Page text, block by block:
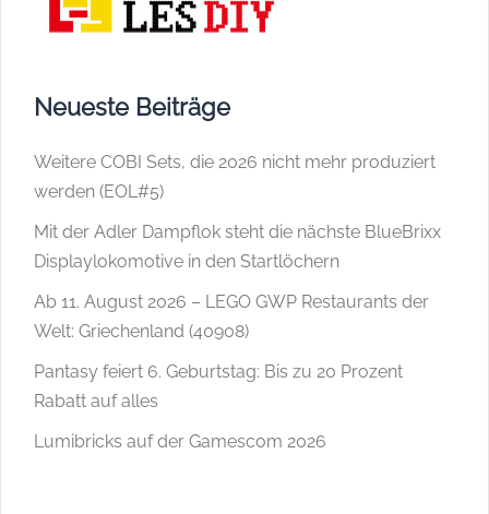
Neueste Beiträge
Weitere COBI Sets, die 2026 nicht mehr produziert
werden (EOL#5)
Mit der Adler Dampflok steht die nächste BlueBrixx
Displaylokomotive in den Startlöchern
Ab 11. August 2026 – LEGO GWP Restaurants der
Welt: Griechenland (40908)
Pantasy feiert 6. Geburtstag: Bis zu 20 Prozent
Rabatt auf alles
Lumibricks auf der Gamescom 2026